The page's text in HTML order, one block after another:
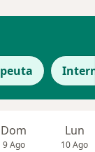
Dom
9 Ago
Lun
10 Ago